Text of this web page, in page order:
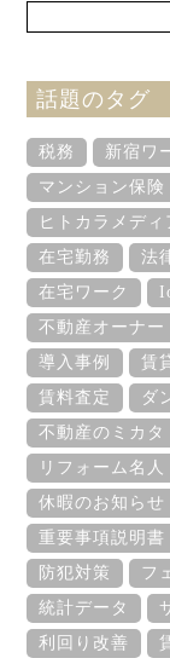
話題のタグ
税務 新宿ワ
マンション保険
ヒトカラメディ
在宅勤務
法
在宅ワーク
不動産オーナー
導入事例
賃
賃料査定
ダ
不動産のミカタ
リフォーム名人
休暇のお知らせ
重要事項説明書
防犯対策
フ
統計データ
利回り改善